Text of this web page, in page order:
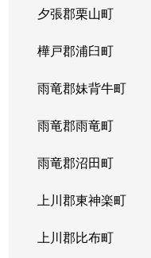
夕張郡栗山町
樺戸郡浦臼町
雨竜郡妹背牛町
雨竜郡雨竜町
雨竜郡沼田町
上川郡東神楽町
上川郡比布町